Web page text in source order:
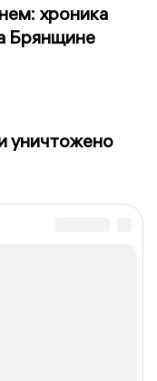
хроника
Брянщине
уничтожено